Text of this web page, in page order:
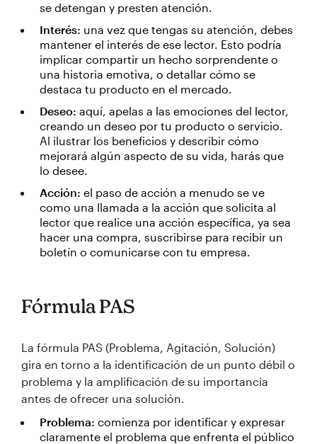
se detengan y presten atención.
Interés: una vez que tengas su atención, debes
mantener el interés de ese lector. Esto podría
implicar compartir un hecho sorprendente o
una historia emotiva, o detallar cómo se
destaca tu producto en el mercado.
Deseo: aquí, apelas a las emociones del lector,
creando un deseo por tu producto o servicio.
Al ilustrar los beneficios y describir cómo
mejorará algún aspecto de su vida, harás que
lo desee.
Acción: el paso de acción a menudo se ve
como una llamada a la acción que solicita al
lector que realice una acción específica, ya sea
hacer una compra, suscribirse para recibir un
boletín o comunicarse con tu empresa.
Fórmula PAS
La fórmula PAS (Problema, Agitación, Solución)
gira en torno a la identificación de un punto débil o
problema y la amplificación de su importancia
antes de ofrecer una solución.
Problema: comienza por identificar y expresar
claramente el problema que enfrenta el público